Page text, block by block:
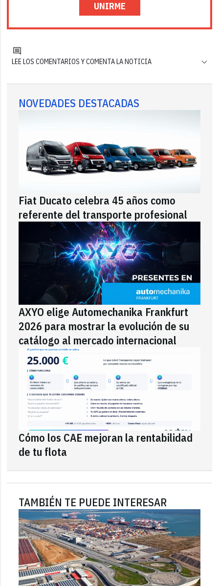
UNIRME
LEE LOS COMENTARIOS Y COMENTA LA NOTICIA
NOVEDADES DESTACADAS
Fiat Ducato celebra 45 años como
referente del transporte profesional
AXYO elige Automechanika Frankfurt
2026 para mostrar la evolución de su
catálogo al mercado internacional
Cómo los CAE mejoran la rentabilidad
de tu flota
TAMBIÉN TE PUEDE INTERESAR